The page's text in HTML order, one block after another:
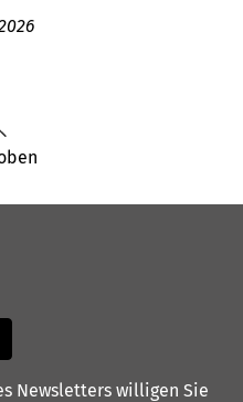
Newsletters willigen Sie